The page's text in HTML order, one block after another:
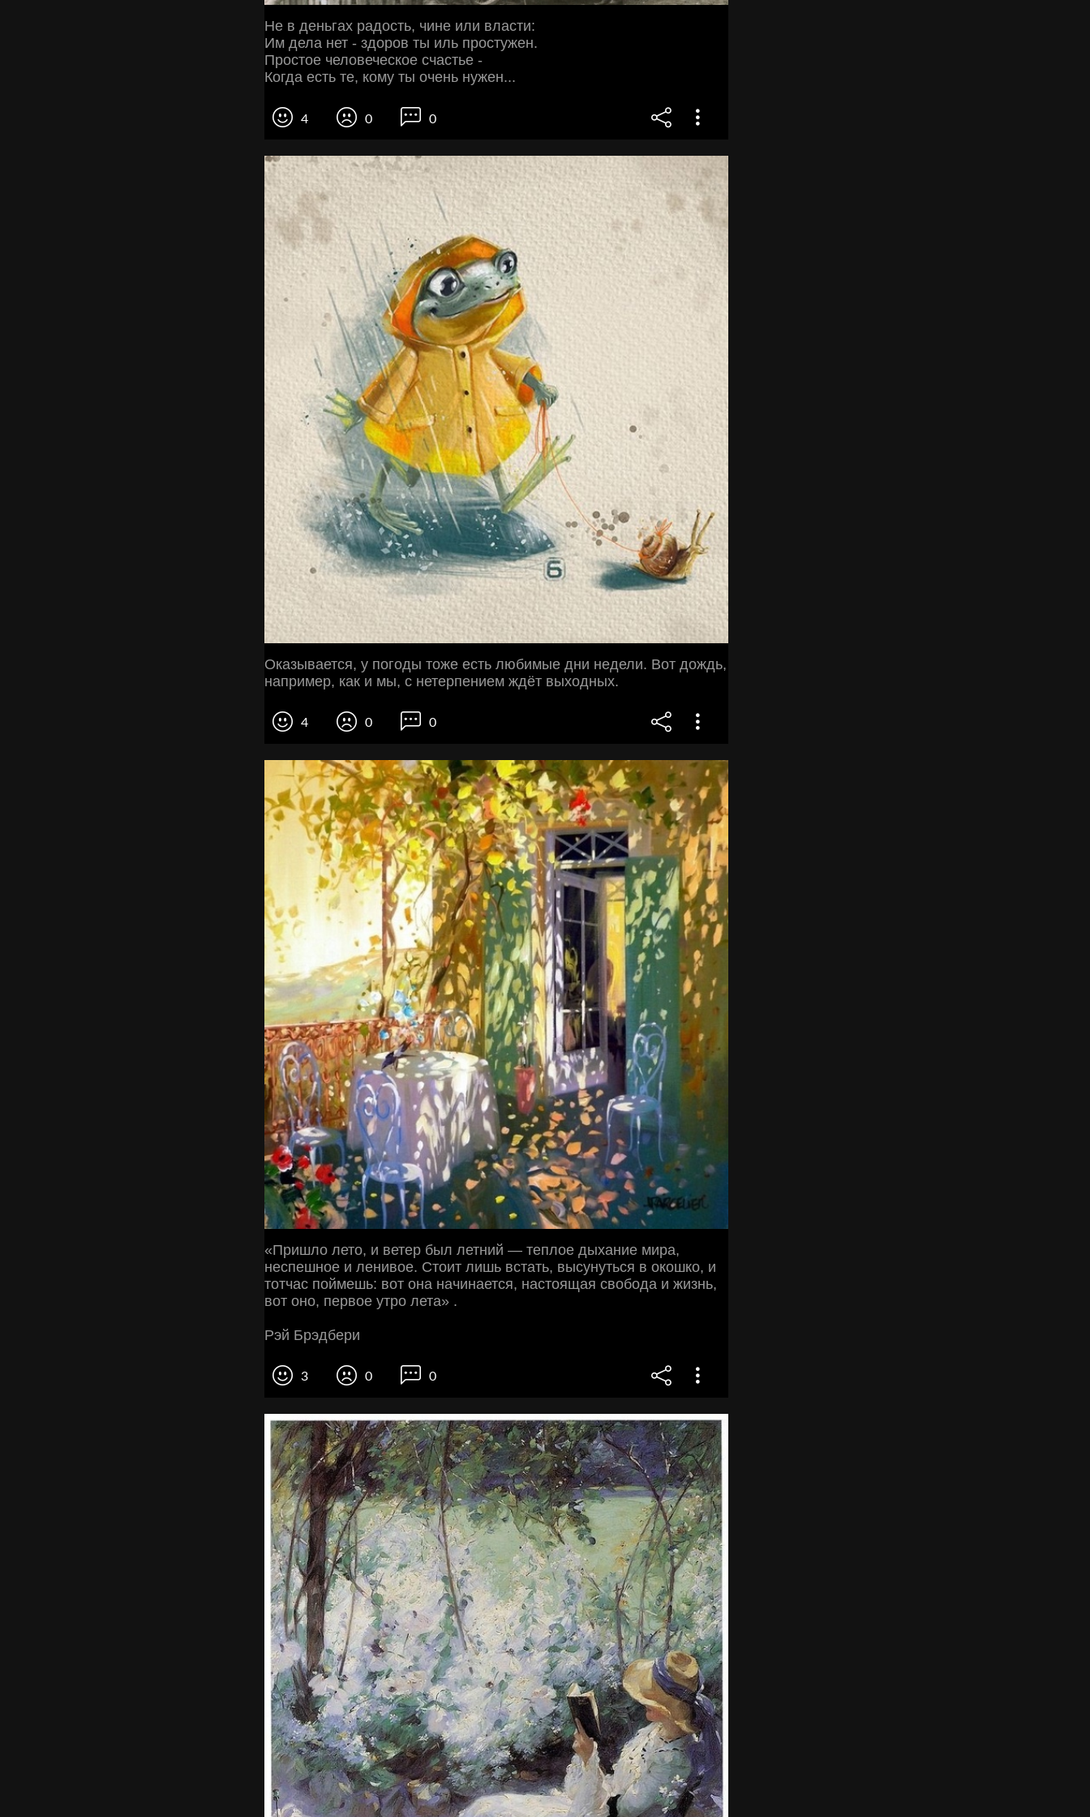
Не в деньгах радость, чине или власти:
Им дела нет - здоров ты иль простужен.
Простое человеческое счастье -
Когда есть те, кому ты очень нужен...
4 0 0
Оказывается, у погоды тоже есть любимые дни недели. Вот дождь,
например, как и мы, с нетерпением ждёт выходных.
4 0 0
«Пришло лето, и ветер был летний — теплое дыхание мира,
неспешное и ленивое. Стоит лишь встать, высунуться в окошко, и
тотчас поймешь: вот она начинается, настоящая свобода и жизнь,
вот оно, первое утро лета» .
Рэй Брэдбери
3 0 0